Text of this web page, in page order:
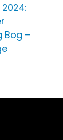
Bog –